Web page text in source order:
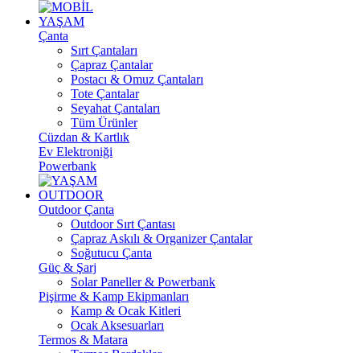
YAŞAM
Çanta
Sırt Çantaları
Çapraz Çantalar
Postacı & Omuz Çantaları
Tote Çantalar
Seyahat Çantaları
Tüm Ürünler
Cüzdan & Kartlık
Ev Elektroniği
Powerbank
OUTDOOR
Outdoor Çanta
Outdoor Sırt Çantası
Çapraz Askılı & Organizer Çantalar
Soğutucu Çanta
Güç & Şarj
Solar Paneller & Powerbank
Pişirme & Kamp Ekipmanları
Kamp & Ocak Kitleri
Ocak Aksesuarları
Termos & Matara